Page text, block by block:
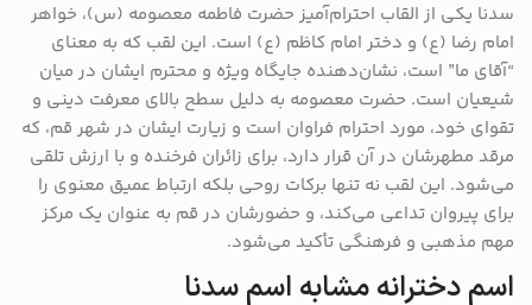
سدنا یکی از القاب احترام‌آمیز حضرت فاطمه معصومه (س)، خواهر
امام رضا (ع) و دختر امام کاظم (ع) است. این لقب که به معنای
“آقای ما” است، نشان‌دهنده جایگاه ویژه و محترم ایشان در میان
شیعیان است. حضرت معصومه به دلیل سطح بالای معرفت دینی و
تقوای خود، مورد احترام فراوان است و زیارت ایشان در شهر قم، که
مرقد مطهرشان در آن قرار دارد، برای زائران فرخنده و با ارزش تلقی
می‌شود. این لقب نه تنها برکات روحی بلکه ارتباط عمیق معنوی را
برای پیروان تداعی می‌کند، و حضورشان در قم به عنوان یک مرکز
مهم مذهبی و فرهنگی تأکید می‌شود.
اسم دخترانه مشابه اسم سدنا